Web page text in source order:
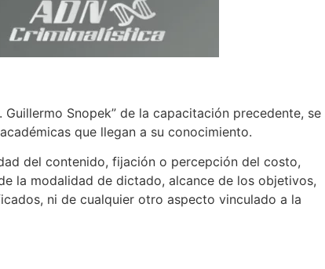
Snopek” de la capacitación precedente, se
que llegan a su conocimiento.
del contenido, fijación o percepción del costo,
la modalidad de dictado, alcance de los objetivos,
ni de cualquier otro aspecto vinculado a la